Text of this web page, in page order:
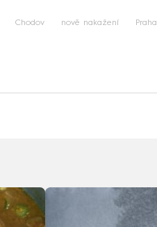
Chodov nově nakažení Praha